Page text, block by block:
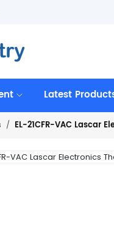
Latest
EL-21CFR-VAC Lascar